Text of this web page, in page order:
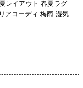
レイアウト 春夏ラグ
アコーディ 梅雨 湿気